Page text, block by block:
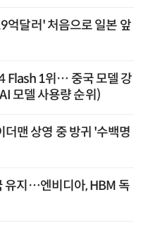
억달러' 처음으로 일본 앞
Flash 1위… 중국 모델 강
모델 사용량 순위)
맨 상영 중 방귀 '수백명
유지…엔비디아, HBM 독